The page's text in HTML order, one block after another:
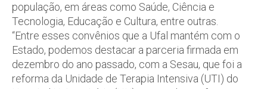
população, em áreas como Saúde, Ciência e
Tecnologia, Educação e Cultura, entre outras.
“Entre esses convênios que a Ufal mantém com o
Estado, podemos destacar a parceria firmada em
dezembro do ano passado, com a Sesau, que foi a
reforma da Unidade de Terapia Intensiva (UTI) do